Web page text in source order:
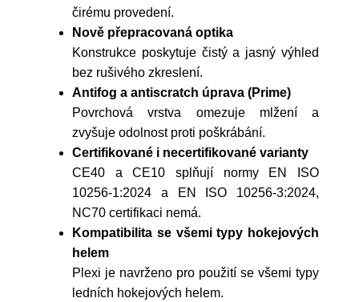
čirému provedení.
Nově přepracovaná optika
Konstrukce poskytuje čistý a jasný výhled
bez rušivého zkreslení.
Antifog a antiscratch úprava (Prime)
Povrchová vrstva omezuje mlžení a
zvyšuje odolnost proti poškrábání.
Certifikované i necertifikované varianty
CE40 a CE10 splňují normy EN ISO
10256-1:2024 a EN ISO 10256-3:2024,
NC70 certifikaci nemá.
Kompatibilita se všemi typy hokejových
helem
Plexi je navrženo pro použití se všemi typy
ledních hokejových helem.